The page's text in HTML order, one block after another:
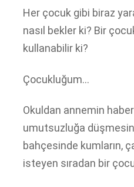
Her çocuk gibi biraz
nasıl bekler ki? Bir
kullanabilir ki?
Çocukluğum…
Okuldan annemin
umutsuzluğa
bahçesinde kumların,
isteyen sıradan bir